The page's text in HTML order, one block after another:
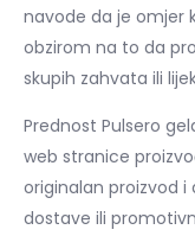
navode da je omjer
obzirom na to da
skupih zahvata ili
Prednost Pulsero
web stranice
originalan proizvod
dostave ili